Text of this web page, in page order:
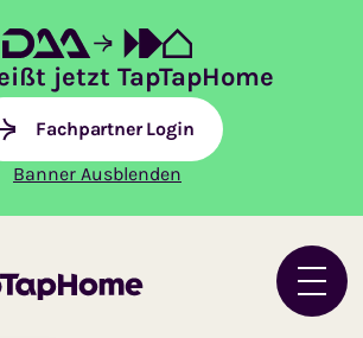
jetzt TapTapHome
Fachpartner Login
Banner Ausblenden